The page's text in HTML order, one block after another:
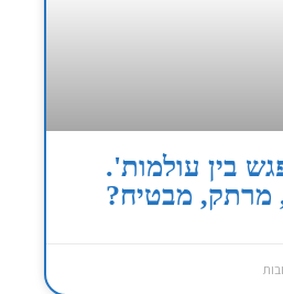
בין עולמות'.
מרתק, מבטיח?